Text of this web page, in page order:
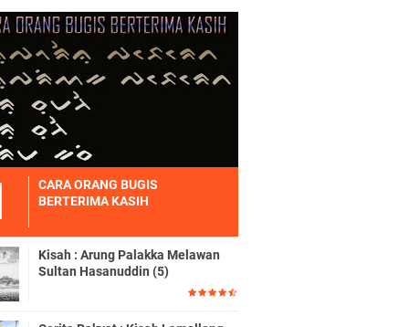
CARA ORANG BUGIS
BERTERIMA KASIH
Kisah : Arung Palakka Melawan
Sultan Hasanuddin (5)